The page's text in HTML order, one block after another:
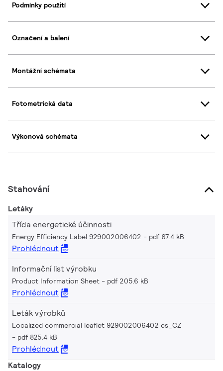
Podmínky použití
Označení a balení
Montážní schémata
Fotometrická data
Výkonová schémata
Stahování
Letáky
Třída energetické účinnosti
Energy Efficiency Label 929002006402 pdf 67.4 kB
Prohlédnout
Informační list výrobku
Product Information Sheet pdf 205.6 kB
Prohlédnout
Leták výrobků
Localized commercial leaflet 929002006402 cs_CZ
pdf 825.4 kB
Prohlédnout
Katalogy